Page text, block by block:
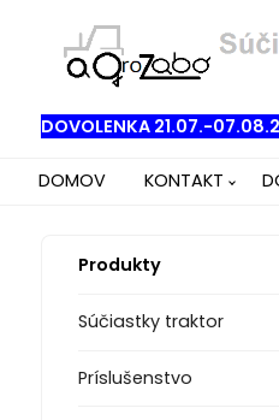
DOVOLENKA 21.07.-
DOMOV KONTAKT
Produkty
Súčiastky traktor
Príslušenstvo